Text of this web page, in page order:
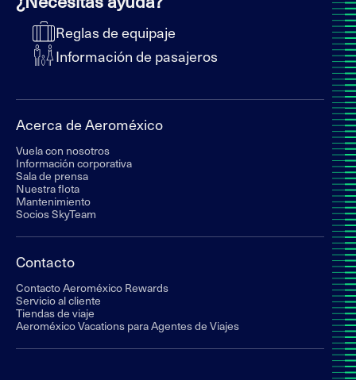
Reglas de equipaje
Información de pasajeros
Acerca de Aeroméxico
Vuela con nosotros
Información corporativa
Sala de prensa
Nuestra flota
Mantenimiento
Socios SkyTeam
Contacto
Contacto Aeroméxico Rewards
Servicio al cliente
Tiendas de viaje
Aeroméxico Vacations para Agentes de Viajes